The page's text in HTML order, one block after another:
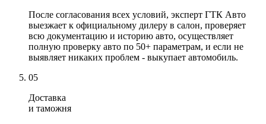
После согласования всех условий, эксперт ГТК Авто
выезжает к официальному дилеру в салон, проверяет
всю документацию и историю авто, осуществляет
полную проверку авто по 50+ параметрам, и если не
выявляет никаких проблем - выкупает автомобиль.
05
Доставка
и таможня